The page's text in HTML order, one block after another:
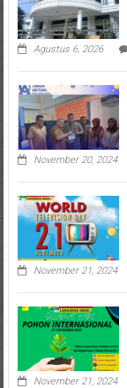
Agustus 6, 2026
November 20, 2024
November 21, 2024
November 21, 2024